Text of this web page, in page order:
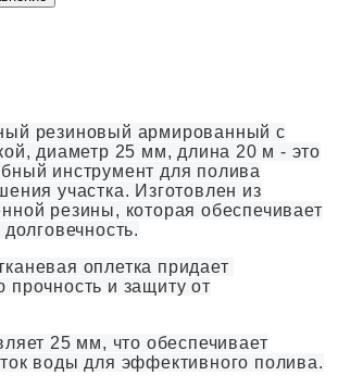
резиновый армированный с
диаметр 25 мм, длина 20 м - это
инструмент для полива
участка. Изготовлен из
резины, которая обеспечивает
.
оплетка придает
прочность и защиту от
25 мм, что обеспечивает
воды для эффективного полива.